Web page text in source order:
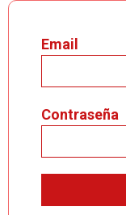
Email
Contraseña